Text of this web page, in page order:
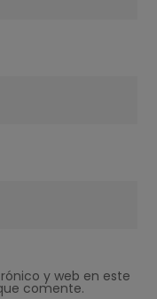
y web en este
comente.